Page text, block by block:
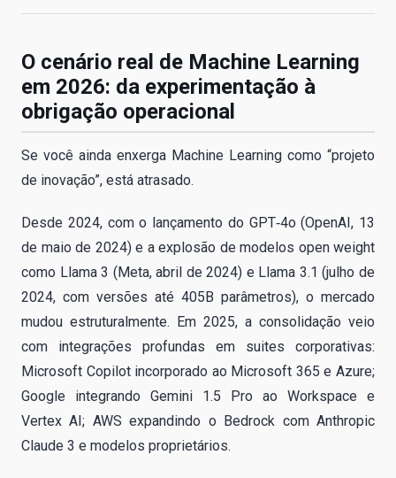
O cenário real de Machine Learning
em 2026: da experimentação à
obrigação operacional
Se você ainda enxerga Machine Learning como “projeto
de inovação”, está atrasado.
Desde 2024, com o lançamento do GPT‑4o (OpenAI, 13
de maio de 2024) e a explosão de modelos open weight
como Llama 3 (Meta, abril de 2024) e Llama 3.1 (julho de
2024, com versões até 405B parâmetros), o mercado
mudou estruturalmente. Em 2025, a consolidação veio
com integrações profundas em suites corporativas:
Microsoft Copilot incorporado ao Microsoft 365 e Azure;
Google integrando Gemini 1.5 Pro ao Workspace e
Vertex AI; AWS expandindo o Bedrock com Anthropic
Claude 3 e modelos proprietários.